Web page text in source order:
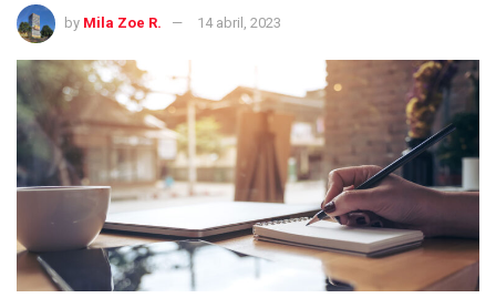
by Mila Zoe R. 14 abril, 2023